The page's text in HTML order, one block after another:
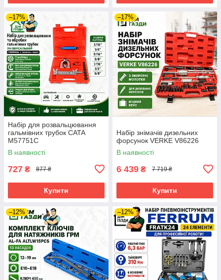
–17%
Набір для розвальцювання
гальмівних трубок CATA
M57751C
В наявності
727 ₴ 877 ₴
Купити
–17%
Набір знімачів дизельних
форсунок VERKE V86226
В наявності
6 439 ₴ 7 719 ₴
Купити
–12% –12%